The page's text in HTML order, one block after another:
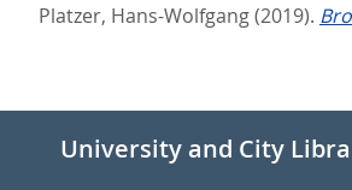
Platzer, Hans-Wolfgang(2019).
University and City